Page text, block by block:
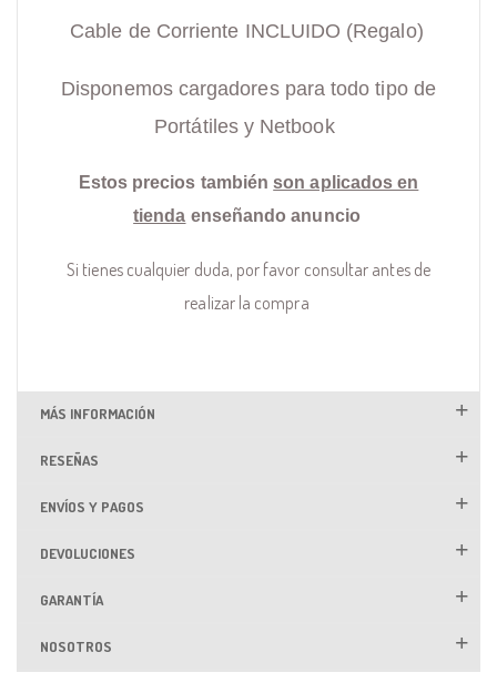
Cable de Corriente INCLUIDO (Regalo)
Disponemos cargadores para todo tipo de
Portátiles y Netbook
Estos precios también son aplicados en
tienda enseñando anuncio
Si tienes cualquier duda, por favor consultar antes de
realizar la compra
MÁS INFORMACIÓN
RESEÑAS
ENVÍOS Y PAGOS
DEVOLUCIONES
GARANTÍA
NOSOTROS